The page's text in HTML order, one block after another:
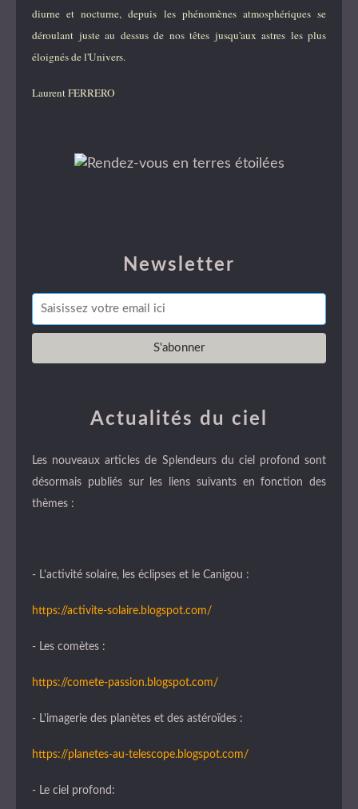
Newsletter
diurne et nocturne, depuis les phénomènes atmosphériques se
déroulant juste au dessus de nos têtes jusqu'aux astres les plus
éloignés de l'Univers.
Laurent FERRERO
Actualités du ciel
Les nouveaux articles de Splendeurs du ciel profond sont
désormais publiés sur les liens suivants en fonction des
thèmes :
- L'activité solaire, les éclipses et le Canigou :
https://activite-solaire.blogspot.com/
- Les comètes :
https://comete-passion.blogspot.com/
- L'imagerie des planètes et des astéroïdes :
https://planetes-au-telescope.blogspot.com/
- Le ciel profond: